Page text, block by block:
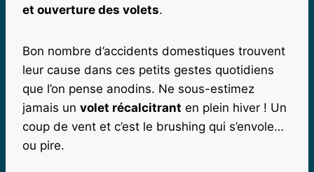
et ouverture des volets.
Bon nombre d’accidents domestiques trouvent
leur cause dans ces petits gestes quotidiens
que l’on pense anodins. Ne sous-estimez
jamais un volet récalcitrant en plein hiver ! Un
coup de vent et c’est le brushing qui s’envole…
ou pire.